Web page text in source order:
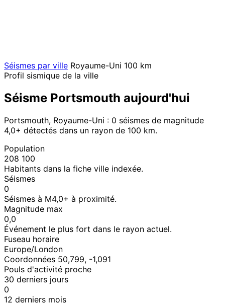
Séismes par ville Royaume-Uni 100 km
Profil sismique de la ville
Séisme Portsmouth aujourd'hui
Portsmouth, Royaume-Uni : 0 séismes de magnitude
4,0+ détectés dans un rayon de 100 km.
Population
208 100
Habitants dans la fiche ville indexée.
Séismes
0
Séismes à M4,0+ à proximité.
Magnitude max
0,0
Événement le plus fort dans le rayon actuel.
Fuseau horaire
Europe/London
Coordonnées 50,799, -1,091
Pouls d'activité proche
30 derniers jours
0
12 derniers mois